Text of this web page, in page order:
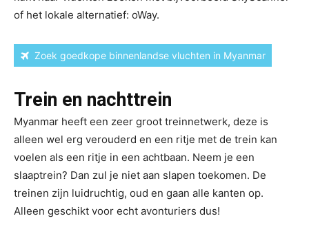
of het lokale alternatief: oWay.
Zoek goedkope binnenlandse vluchten in Myanmar
Trein en nachttrein
Myanmar heeft een zeer groot treinnetwerk, deze is
alleen wel erg verouderd en een ritje met de trein kan
voelen als een ritje in een achtbaan. Neem je een
slaaptrein? Dan zul je niet aan slapen toekomen. De
treinen zijn luidruchtig, oud en gaan alle kanten op.
Alleen geschikt voor echt avonturiers dus!